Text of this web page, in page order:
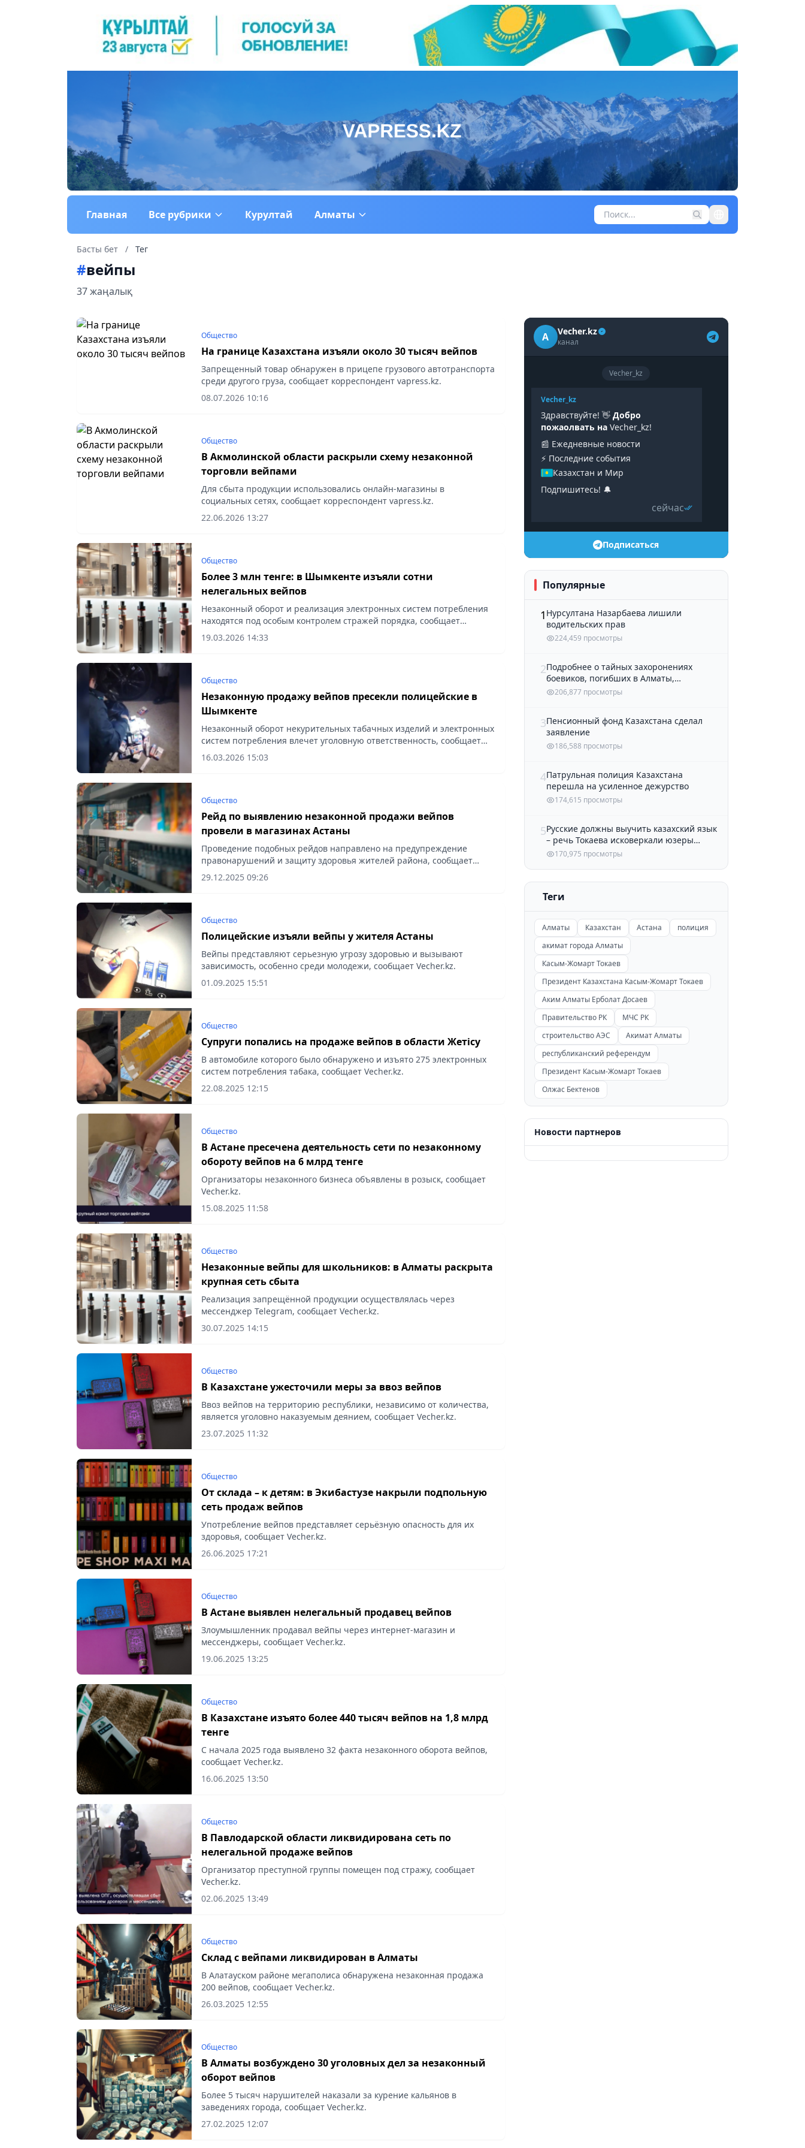
Главная Все рубрики Курултай Алматы
Басты бет / Тег
#вейпы
37 жаңалық
Общество
На границе Казахстана изъяли около 30 тысяч вейпов
Запрещенный товар обнаружен в прицепе грузового автотранспорта
среди другого груза, сообщает корреспондент vapress.kz.
08.07.2026 10:16
Общество
В Акмолинской области раскрыли схему незаконной
торговли вейпами
Для сбыта продукции использовались онлайн-магазины в
социальных сетях, сообщает корреспондент vapress.kz.
22.06.2026 13:27
Общество
Более 3 млн тенге: в Шымкенте изъяли сотни
нелегальных вейпов
Незаконный оборот и реализация электронных систем потребления
находятся под особым контролем стражей порядка, сообщает
Vecher.kz.
19.03.2026 14:33
Общество
Незаконную продажу вейпов пресекли полицейские в
Шымкенте
Незаконный оборот некурительных табачных изделий и электронных
систем потребления влечет уголовную ответственность, сообщает
Vecher.kz.
16.03.2026 15:03
Общество
Рейд по выявлению незаконной продажи вейпов
провели в магазинах Астаны
Проведение подобных рейдов направлено на предупреждение
правонарушений и защиту здоровья жителей района, сообщает
Vecher.kz.
29.12.2025 09:26
Общество
Полицейские изъяли вейпы у жителя Астаны
Вейпы представляют серьезную угрозу здоровью и вызывают
зависимость, особенно среди молодежи, сообщает Vecher.kz.
01.09.2025 15:51
Общество
Супруги попались на продаже вейпов в области Жетісу
В автомобиле которого было обнаружено и изъято 275 электронных
систем потребления табака, сообщает Vecher.kz.
22.08.2025 12:15
Общество
В Астане пресечена деятельность сети по незаконному
обороту вейпов на 6 млрд тенге
Организаторы незаконного бизнеса объявлены в розыск, сообщает
Vecher.kz.
15.08.2025 11:58
Общество
Незаконные вейпы для школьников: в Алматы раскрыта
крупная сеть сбыта
Реализация запрещённой продукции осуществлялась через
мессенджер Telegram, сообщает Vecher.kz.
30.07.2025 14:15
Общество
В Казахстане ужесточили меры за ввоз вейпов
Ввоз вейпов на территорию республики, независимо от количества,
является уголовно наказуемым деянием, сообщает Vecher.kz.
23.07.2025 11:32
Общество
От склада – к детям: в Экибастузе накрыли подпольную
сеть продаж вейпов
Употребление вейпов представляет серьёзную опасность для их
здоровья, сообщает Vecher.kz.
26.06.2025 17:21
Общество
В Астане выявлен нелегальный продавец вейпов
Злоумышленник продавал вейпы через интернет-магазин и
мессенджеры, сообщает Vecher.kz.
19.06.2025 13:25
Общество
В Казахстане изъято более 440 тысяч вейпов на 1,8 млрд
тенге
С начала 2025 года выявлено 32 факта незаконного оборота вейпов,
сообщает Vecher.kz.
16.06.2025 13:50
Общество
В Павлодарской области ликвидирована сеть по
нелегальной продаже вейпов
Организатор преступной группы помещен под стражу, сообщает
Vecher.kz.
02.06.2025 13:49
Общество
Склад с вейпами ликвидирован в Алматы
В Алатауском районе мегаполиса обнаружена незаконная продажа
200 вейпов, сообщает Vecher.kz.
26.03.2025 12:55
Общество
В Алматы возбуждено 30 уголовных дел за незаконный
оборот вейпов
Более 5 тысяч нарушителей наказали за курение кальянов в
заведениях города, сообщает Vecher.kz.
27.02.2025 12:07
A Vecher.kz
канал
Vecher_kz
Vecher_kz
Здравствуйте! 👋 Добро
пожаолвать наVecher_kz!
📰 Ежедневные новости
⚡️ Последние события
Казахстан и Мир
Подпишитесь! 🔔
сейчас
Подписаться
Популярные
1 Нурсултана Назарбаева лишили
водительских прав
224,459 просмотры
2Подробнее о тайных захоронениях
боевиков, погибших в Алматы,
рассказали в полиции
206,877 просмотры
3Пенсионный фонд Казахстана сделал
заявление
186,588 просмотры
4Патрульная полиция Казахстана
перешла на усиленное дежурство
174,615 просмотры
5Русские должны выучить казахский язык
– речь Токаева исковеркали юзеры
Казнета
170,975 просмотры
Теги
Алматы Казахстан Астана
полиция
акимат города Алматы
Касым-Жомарт Токаев
Президент Казахстана Касым-Жомарт Токаев
Аким Алматы Ерболат Досаев
Правительство РК
МЧС РК
строительство АЭС
Акимат Алматы
республиканский референдум
Президент Касым-Жомарт Токаев
Олжас Бектенов
Новости партнеров